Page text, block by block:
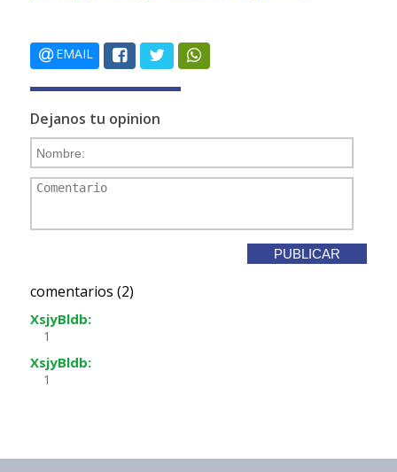
EMAIL
Dejanos tu opinion
comentarios (2)
XsjyBldb:
1
XsjyBldb:
1